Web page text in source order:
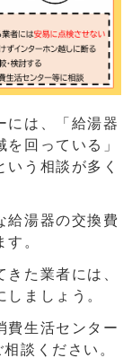
には、「給湯器
回っている」
う相談が多く
給湯器の交換費
。
た業者には、
ましょう。
費生活センター
談ください。